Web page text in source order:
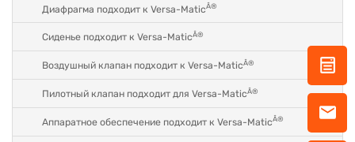
Диафрагма подходит к Versa-MaticÂ®
Сиденье подходит к Versa-MaticÂ®
Воздушный клапан подходит к Versa-MaticÂ®
Пилотный клапан подходит для Versa-MaticÂ®
Аппаратное обеспечение подходит к Versa-MaticÂ®